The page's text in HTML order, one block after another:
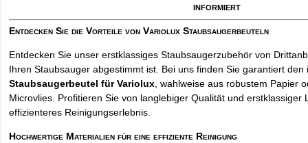
informiert
Entdecken Sie die Vorteile von Variolux Staubsaugerbeuteln
Entdecken Sie unser erstklassiges Staubsaugerzubehör von
Ihren Staubsauger abgestimmt ist. Bei uns finden Sie garantiert den
Staubsaugerbeutel für Variolux, wahlweise aus robustem Papier
Microvlies. Profitieren Sie von langlebiger Qualität und erstklassiger
effizienteres Reinigungserlebnis.
Hochwertige Materialien für eine effiziente Reinigung